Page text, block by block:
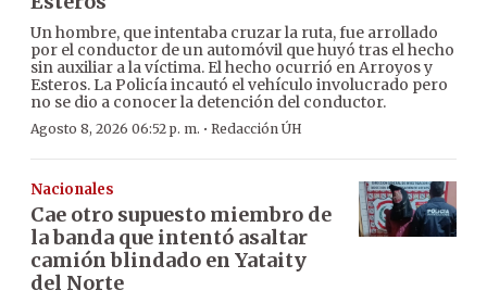
Un hombre, que intentaba cruzar la ruta, fue arrollado
por el conductor de un automóvil que huyó tras el hecho
sin auxiliar a la víctima. El hecho ocurrió en Arroyos y
Esteros. La Policía incautó el vehículo involucrado pero
no se dio a conocer la detención del conductor.
Agosto 8, 2026 06:52 p. m. · Redacción ÚH
Nacionales
Cae otro supuesto miembro de
la banda que intentó asaltar
camión blindado en Yataity
del Norte